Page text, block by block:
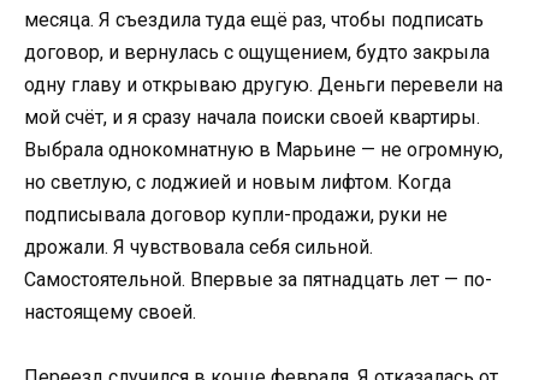
месяца. Я съездила туда ещё раз, чтобы подписать
договор, и вернулась с ощущением, будто закрыла
одну главу и открываю другую. Деньги перевели на
мой счёт, и я сразу начала поиски своей квартиры.
Выбрала однокомнатную в Марьине — не огромную,
но светлую, с лоджией и новым лифтом. Когда
подписывала договор купли-продажи, руки не
дрожали. Я чувствовала себя сильной.
Самостоятельной. Впервые за пятнадцать лет — по-
настоящему своей.